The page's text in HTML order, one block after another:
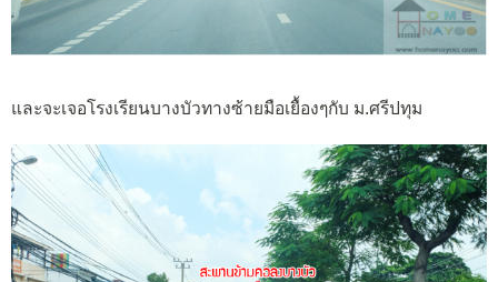
และจะเจอโรงเรียนบางบัวทางซ้ายมือเยื้องๆกับ ม.ศรีปทุม